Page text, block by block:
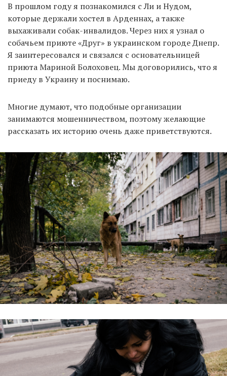
В прошлом году я познакомился с Ли и Нудом,
которые держали хостел в Арденнах, а также
выхаживали собак-инвалидов. Через них я узнал о
собачьем приюте «Друг» в украинском городе Днепр.
Я заинтересовался и связался с основательницей
приюта Мариной Болоховец. Мы договорились, что я
приеду в Украину и поснимаю.
Многие думают, что подобные организации
занимаются мошенничеством, поэтому желающие
рассказать их историю очень даже приветствуются.